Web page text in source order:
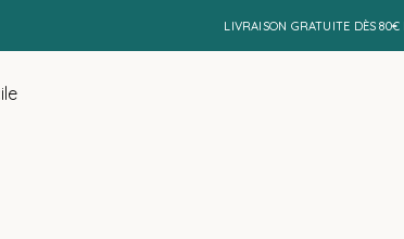
LIVRAISON GRATUITE DÈS 80€